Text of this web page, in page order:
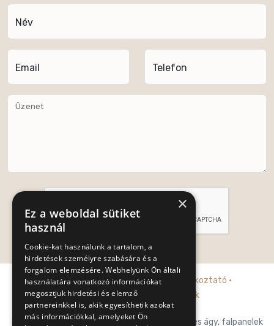
Név
Email Telefon
Üzenet
Küldés
Adatkezelési tájékoztató·Cookie tájékoztató ·
Általános szerződési feltételek
Posh-Trend Kft. prémium franciaágy, falpaneles ágy, falpanelek
×
Ez a weboldal sütiket
használ
Cookie-kat használunk a tartalom, a
hirdetések személyre szabására és a
forgalom elemzésére. Webhelyünk Ön általi
használatára vonatkozó információkat
megosztjuk hirdetési és elemző
partnereinkkel is, akik egyesíthetik azokat
más információkkal, amelyeket Ön